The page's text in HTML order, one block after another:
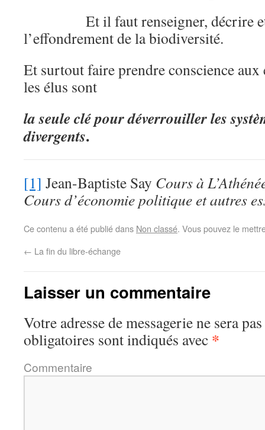
Et il faut renseigner, décrire et
l’effondrement de la biodiversité.
Et surtout faire prendre conscience aux
les élus sont
la seule clé pour déverrouiller les
divergents.
[1] Jean-Baptiste Say Cours à
Cours d’économie politique et autres
Ce contenu a été publié dans Non classé. Vous pouvez le
← La fin du libre-échange
Laisser un commentaire
Votre adresse de messagerie ne sera
obligatoires sont indiqués avec *
Commentaire